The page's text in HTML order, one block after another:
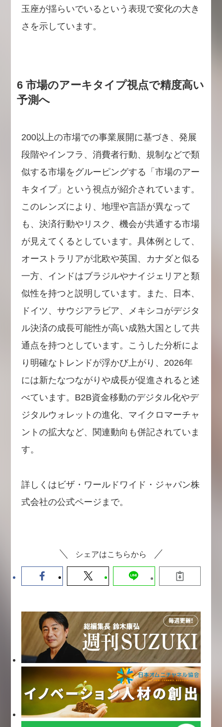
玉座が揺らいでいるという表現で変化の大き
さを示しています。
6 市場のアーキタイプ視点で精度高い
予測へ
200以上の市場での事業展開に基づき、発展
段階やインフラ、消費者行動、規制などで類
似する市場をグルーピングする「市場のアー
キタイプ」という視点が紹介されています。
このレンズにより、地理や言語が異なって
も、決済行動やリスク、機会が共通する市場
が見えてくるとしています。具体例として、
オーストラリアが北欧や英国、カナダと似る
一方、インドはブラジルやナイジェリアと類
似性を持つと説明しています。また、日本、
ドイツ、サウジアラビア、メキシコがデジタ
ル決済の成長可能性が高い成熟大国として共
通点を持つとしています。こうした分析によ
り明確なトレンドが浮かび上がり、2026年
には新たなつながりや成長が促進されると述
べています。B2B資金移動のデジタル化やデ
ジタルウォレットの進化、マイクロマーチャ
ントの拡大など、関連動向も併記されていま
す。
詳しくはビザ・ワールドワイド・ジャパン株
式会社の公式ページまで。
シェアはこちらから